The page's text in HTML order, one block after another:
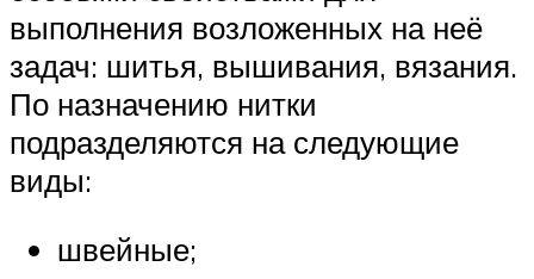
выполнения возложенных на неё
задач: шитья, вышивания, вязания.
По назначению нитки
подразделяются на следующие
виды:
швейные;